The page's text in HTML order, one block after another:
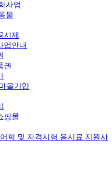
사업
물
시제
업안내
권
을기업
핑몰
학 및 자격시험 응시료 지원사